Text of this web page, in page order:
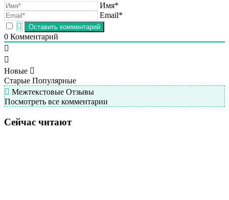
Имя*
Email*
0 Комментарий
Новые
Старые Популярные
Межтекстовые Отзывы
Посмотреть все комментарии
Сейчас читают